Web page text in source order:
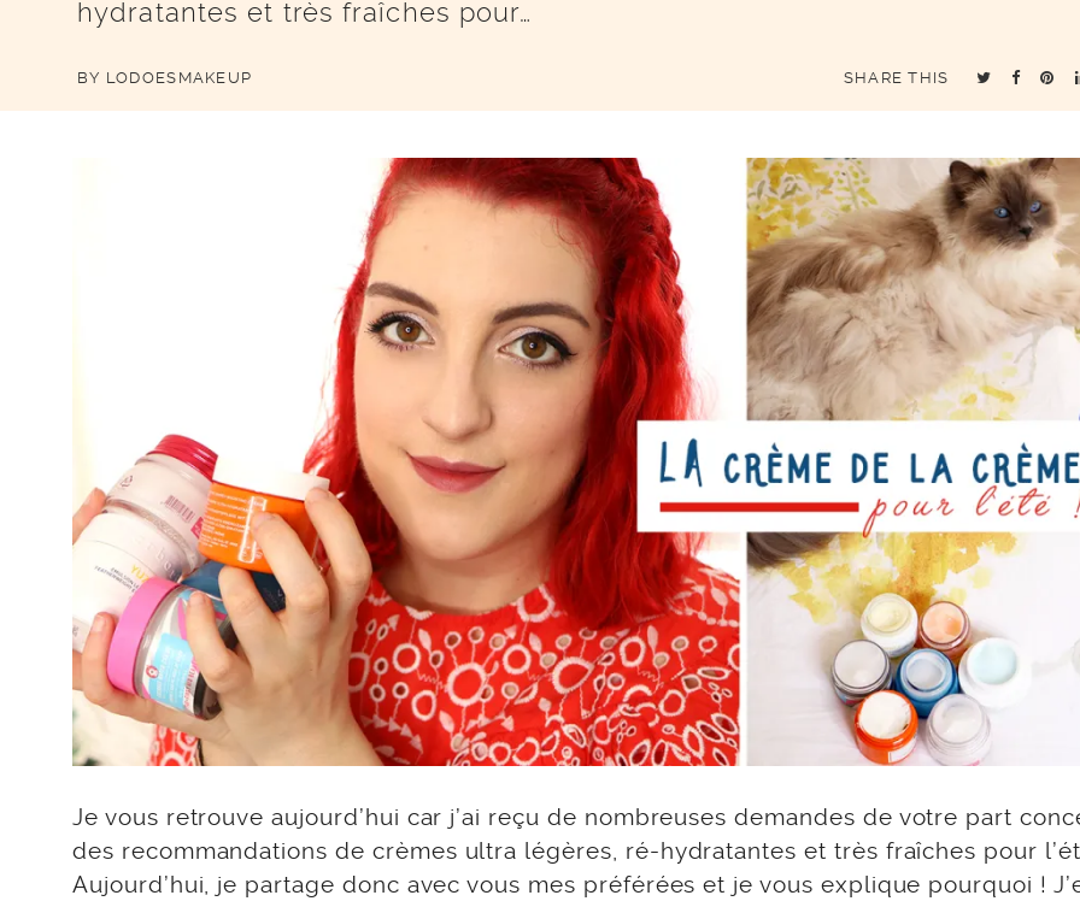
hydratantes et très fraîches pour…
BY LODOESMAKEUP SHARE THIS
Je vous retrouve aujourd’hui car j’ai reçu de nombreuses demandes de votre part
des recommandations de crèmes ultra légères, ré-hydratantes et très fraîches pour
Aujourd’hui, je partage donc avec vous mes préférées et je vous explique pourquoi !